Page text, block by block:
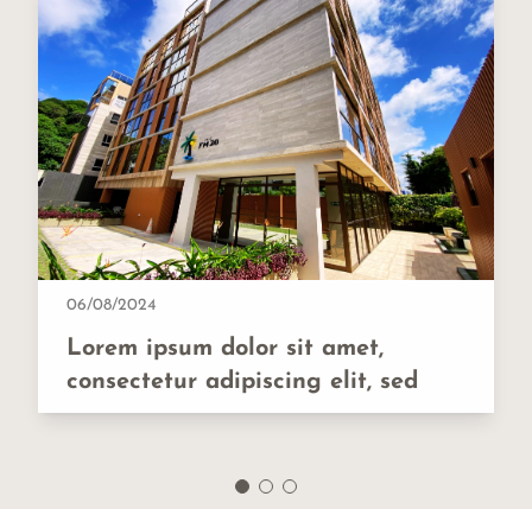
06/08/2024
Lorem ipsum dolor sit amet,
consectetur adipiscing elit, sed